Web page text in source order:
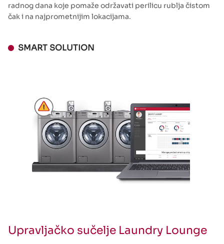
radnog dana koje pomaže održavati perilicu rublja čistom
čak i na najprometnijim lokacijama.
SMART SOLUTION
Upravljačko sučelje Laundry Lounge